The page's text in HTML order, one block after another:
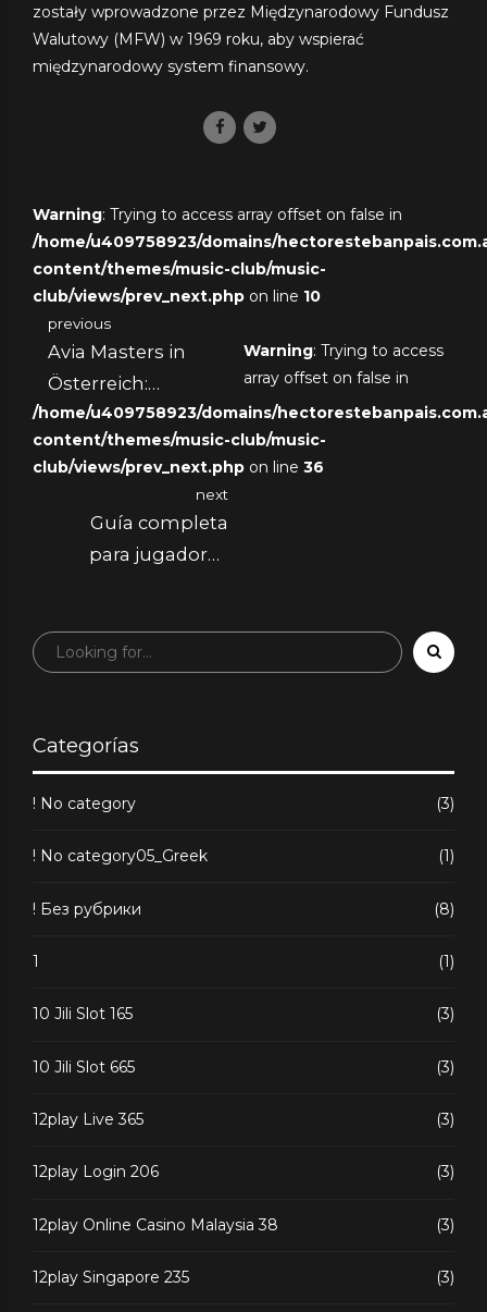
zostały wprowadzone przez Międzynarodowy Fundusz
Walutowy (MFW) w 1969 roku, aby wspierać
międzynarodowy system finansowy.
Warning: Trying to access array offset on false in
/home/u409758923/domains/
content/themes/music-club/music-
club/views/prev_next.php on line 10
previous
Avia Masters in
Österreich:
Detaillierte Analyse
und Review
Warning: Trying to access
array offset on false in
/home/u409758923/domains/
content/themes/music-club/music-
club/views/prev_next.php on line 36
next
Guía completa
para jugadores
Argentina
Categorías
! No category (3)
! No category05_Greek (1)
! Без рубрики (8)
1 (1)
10 Jili Slot 165 (3)
10 Jili Slot 665 (3)
12play Live 365 (3)
12play Login 206 (3)
12play Online Casino Malaysia 38 (3)
12play Singapore 235 (3)